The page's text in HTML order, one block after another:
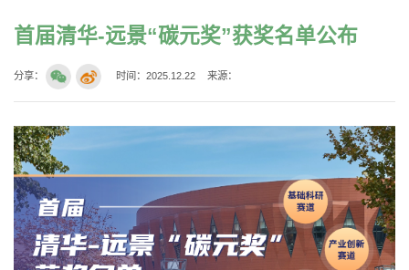
首届清华-远景“碳元奖”获奖名单公布
分享： 时间：2025.12.22 来源：